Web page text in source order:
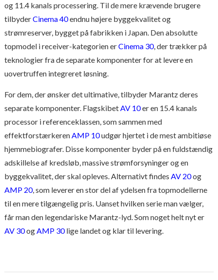
og 11.4 kanals processering. Til de mere krævende brugere
tilbyderCinema 40endnu højere byggekvalitet og
strømreserver, bygget på fabrikken i Japan. Den absolutte
topmodel i receiver-kategorien erCinema 30, der trækker på
teknologier fra de separate komponenter for at levere en
uovertruffen integreret løsning.
For dem, der ønsker det ultimative, tilbyder Marantz deres
separate komponenter. FlagskibetAV 10er en 15.4 kanals
processor i referenceklassen, som sammen med
effektforstærkerenAMP 10udgør hjertet i de mest ambitiøse
hjemmebiografer. Disse komponenter byder på en fuldstændig
adskillelse af kredsløb, massive strømforsyninger og en
byggekvalitet, der skal opleves. Alternativt findes AV 20og
AMP 20, som leverer en stor del af ydelsen fra topmodellerne
til en mere tilgængelig pris. Uanset hvilken serie man vælger,
får man den legendariske Marantz-lyd. Som noget helt nyt er
AV 30ogAMP 30lige landet og klar til levering.